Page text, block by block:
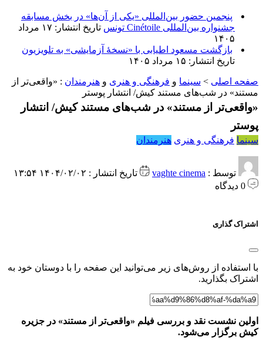
پنجمین حضور بین‌المللی «یکی از آن‌ها» در بخش مسابقه
جشنواره بین‌المللی Cinétoile تونس
تاریخ انتشار: ۱۷ مرداد
۱۴۰۵
بازگشت مسعود اطیابی با «نسخهٔ آزمایشی» به تلویزیون
تاریخ انتشار: ۱۵ مرداد ۱۴۰۵
صفحه اصلی > سینما و فرهنگی و هنری و هنرمندان : «واقعی‌تر از
مستند» در شب‌های مستند کیش/ انتشار پوستر
«واقعی‌تر از مستند» در شب‌های مستند کیش/ انتشار
پوستر
سینما فرهنگی و هنری هنرمندان
توسط : vaghte cinema
تاریخ انتشار : ۱۴۰۴/۰۲/۰۲ ۱۳:۵۴
اشتراک گذاری
با استفاده از روش‌های زیر می‌توانید این صفحه را با دوستان خود به
اشتراک بگذارید.
اولین نشست نقد و بررسی فیلم «واقعی‌تر از مستند» در جزیره
کیش برگزار می‌شود.